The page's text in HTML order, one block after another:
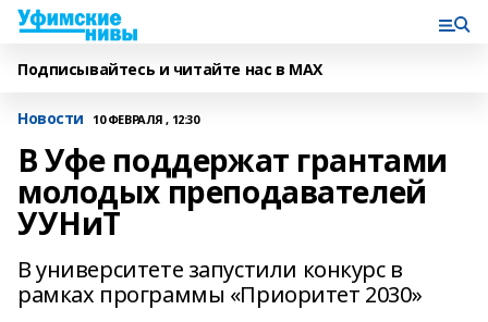
Подписывайтесь и читайте нас в MAX
Новости 10 ФЕВРАЛЯ , 12:30
В Уфе поддержат грантами
молодых преподавателей
УУНиТ
В университете запустили конкурс в
рамках программы «Приоритет 2030»